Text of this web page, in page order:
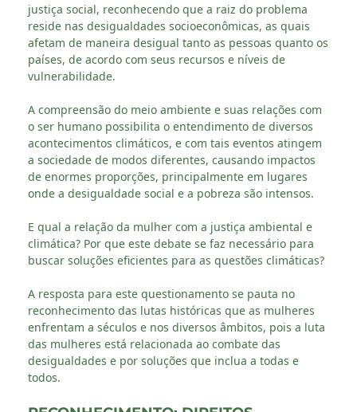
justiça social, reconhecendo que a raiz do problema
reside nas desigualdades socioeconômicas, as quais
afetam de maneira desigual tanto as pessoas quanto os
países, de acordo com seus recursos e níveis de
vulnerabilidade.
A compreensão do meio ambiente e suas relações com
o ser humano possibilita o entendimento de diversos
acontecimentos climáticos, e com tais eventos atingem
a sociedade de modos diferentes, causando impactos
de enormes proporções, principalmente em lugares
onde a desigualdade social e a pobreza são intensos.
E qual a relação da mulher com a justiça ambiental e
climática? Por que este debate se faz necessário para
buscar soluções eficientes para as questões climáticas?
A resposta para este questionamento se pauta no
reconhecimento das lutas históricas que as mulheres
enfrentam a séculos e nos diversos âmbitos, pois a luta
das mulheres está relacionada ao combate das
desigualdades e por soluções que inclua a todas e
todos.